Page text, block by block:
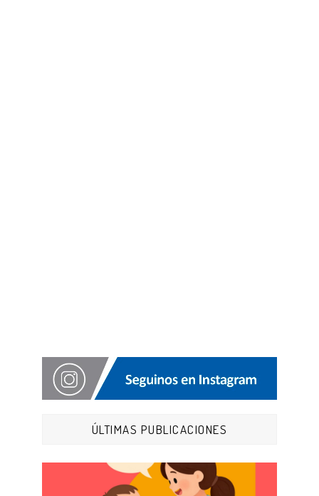
ÚLTIMAS PUBLICACIONES